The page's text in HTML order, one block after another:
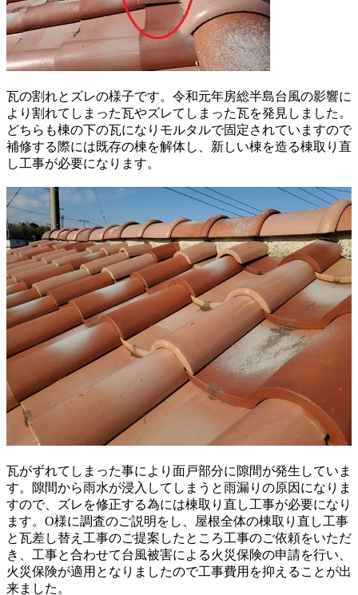
瓦の割れとズレの様子です。令和元年房総半島台風の影響に
より割れてしまった瓦やズレてしまった瓦を発見しました。
どちらも棟の下の瓦になりモルタルで固定されていますので
補修する際には既存の棟を解体し、新しい棟を造る棟取り直
し工事が必要になります。
瓦がずれてしまった事により面戸部分に隙間が発生していま
す。隙間から雨水が浸入してしまうと雨漏りの原因になりま
すので、ズレを修正する為には棟取り直し工事が必要になり
ます。O様に調査のご説明をし、屋根全体の棟取り直し工事
と瓦差し替え工事のご提案したところ工事のご依頼をいただ
き、工事と合わせて台風被害による火災保険の申請を行い、
火災保険が適用となりましたので工事費用を抑えることが出
来ました。